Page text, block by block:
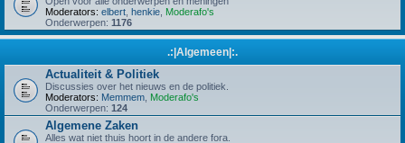
Moderators: elbert henkie Moderafo's
Onderwerpen: 1176
.:|Algemeen|:.
Actualiteit & Politiek
Discussies over het nieuws en de politiek.
Moderators: Memmem Moderafo's
Onderwerpen: 124
Algemene Zaken
Alles wat niet thuis hoort in de andere fora.